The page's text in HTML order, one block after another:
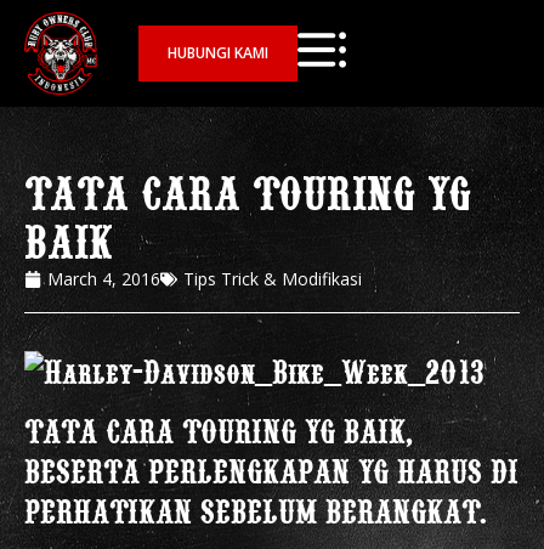
HUBUNGI KAMI
TATA CARA TOURING YG
BAIK
March 4, 2016 Tips Trick & Modifikasi
TATA CARA TOURING YG BAIK,
BESERTA PERLENGKAPAN YG HARUS DI
PERHATIKAN SEBELUM BERANGKAT.